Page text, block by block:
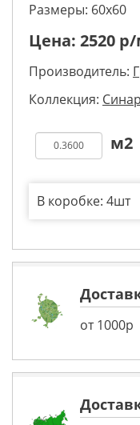
Размеры: 60х60
Цена: 2520
Производитель:
Коллекция:
В коробке: 4шт
от 1000р